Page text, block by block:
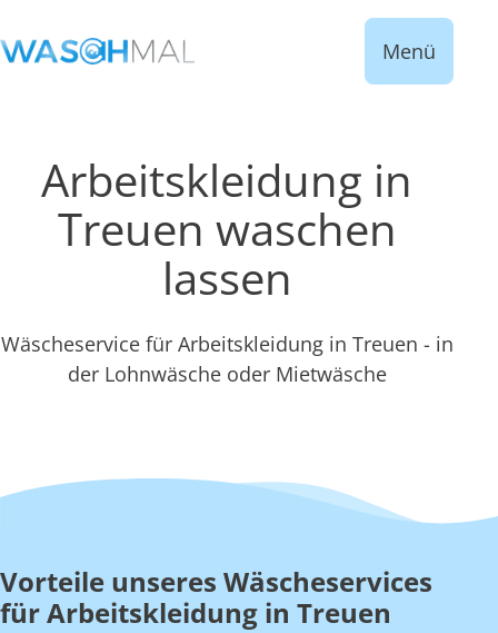
Menü
Arbeitskleidung in
Treuen waschen
lassen
Wäscheservice für Arbeitskleidung in Treuen - in
der Lohnwäsche oder Mietwäsche
Vorteile unseres Wäscheservices
für Arbeitskleidung in Treuen